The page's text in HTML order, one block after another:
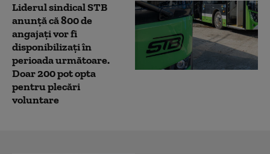
Liderul sindical STB
anunță că 800 de
angajaţi vor fi
disponibilizaţi în
perioada următoare.
Doar 200 pot opta
pentru plecări
voluntare